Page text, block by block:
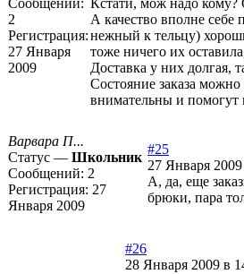
Сообщений:
2
Регистрация:
27 Января
2009
Кстати, мож надо кому?
А качество вполне
нежный к тельцу)
тоже ничего их
Доставка у них долгая,
Состояние заказа
внимательны и помогут
Варвара П...
Статус — Школьник
Сообщений: 2
Регистрация: 27
Января 2009
#25
27 Января
А, да, еще
брюки, пара
#26
28 Января 2009 в